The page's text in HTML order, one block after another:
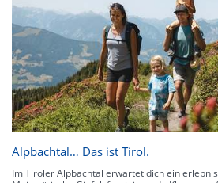
Alpbachtal… Das ist Tirol.
Im Tiroler Alpbachtal erwartet dich ein